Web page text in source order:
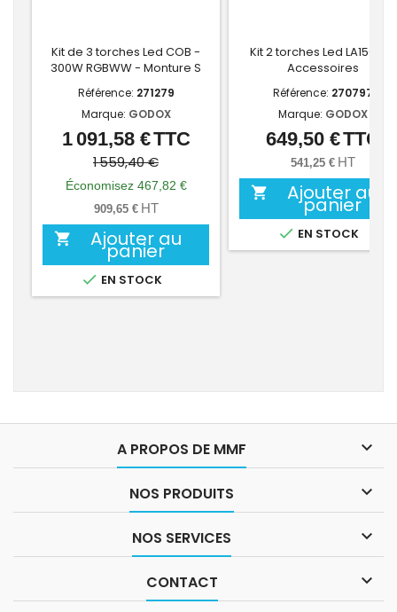
Kit de 3 torches Led COB -
300W RGBWW - Monture S
Référence: 271279
Marque: GODOX
Prix
Prix
de
base
1 091,58 €TTC
1 559,40 €
Économisez 467,82 €
909,65 € HT
 Ajouter au
panier
 EN STOCK
Kit 2 torches Led LA150Bi +
Accessoires
Référence: 270797
Marque: GODOX
Prix
649,50 €TTC
541,25 € HT
 Ajouter au
panier
 EN STOCK
A PROPOS DE MMF 
NOS PRODUITS 
NOS SERVICES 
CONTACT 